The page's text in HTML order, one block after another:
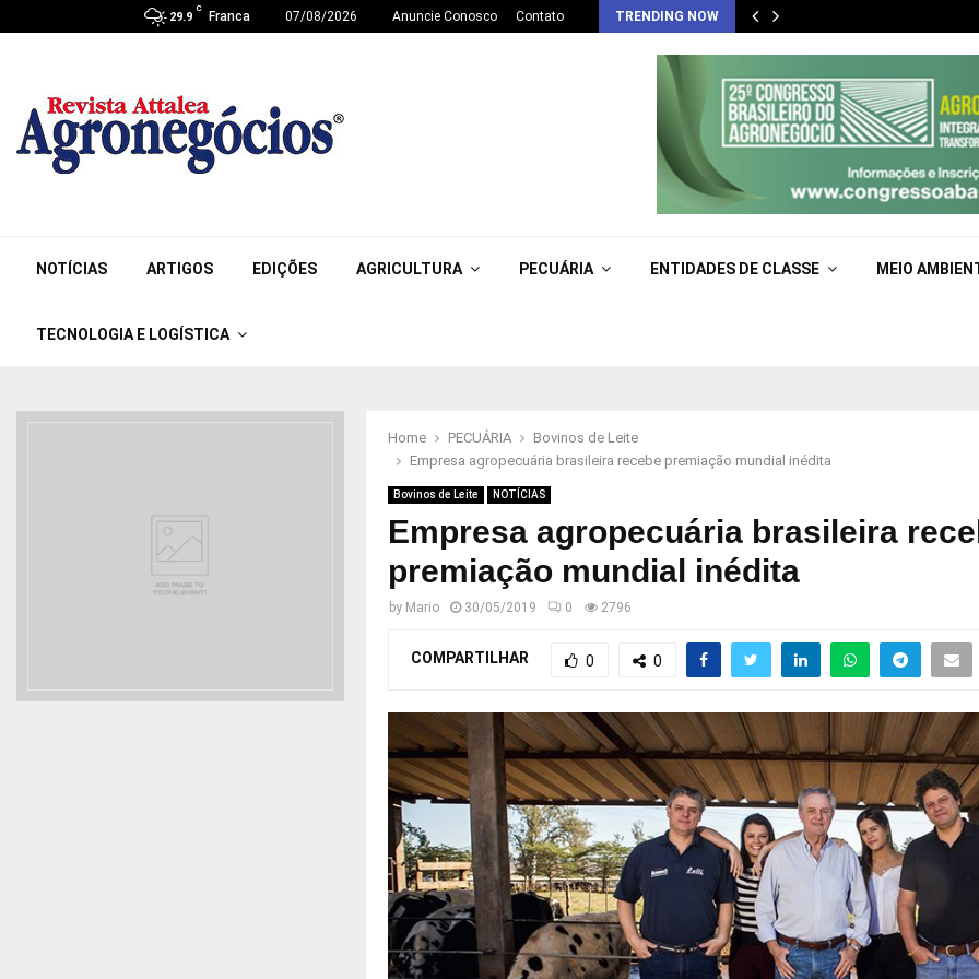
29.9
C
Franca 07/08/2026 Anuncie Conosco Contato TRENDING NOW
NOTÍCIAS ARTIGOS EDIÇÕES AGRICULTURA PECUÁRIA ENTIDADES DE CLASSE MEIO
TECNOLOGIA E LOGÍSTICA
Home PECUÁRIA
Bovinos de Leite
Empresa agropecuária brasileira recebe premiação mundial inédita
Bovinos de Leite NOTÍCIAS
Empresa agropecuária brasileira
premiação mundial inédita
by Mario 30/05/2019 0 2796
COMPARTILHAR 0 0